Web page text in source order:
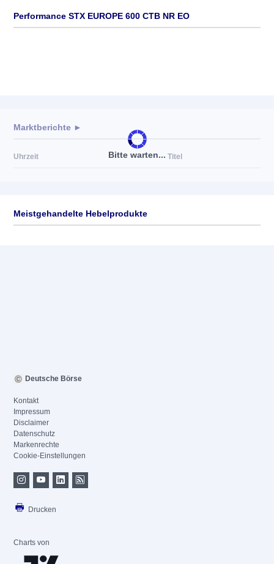
Performance STX EUROPE 600 CTB NR EO
Bitte warten...
Marktberichte ►
Uhrzeit Titel
Meistgehandelte Hebelprodukte
Deutsche Börse
Kontakt
Impressum
Disclaimer
Datenschutz
Markenrechte
Cookie-Einstellungen
Drucken
Charts von